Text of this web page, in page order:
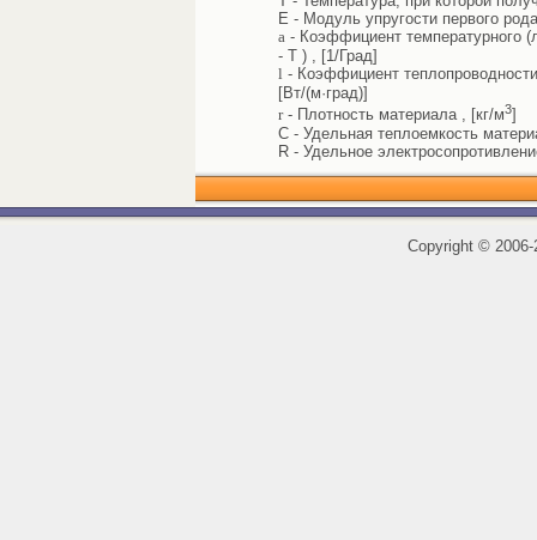
E - Модуль упругости первого
a- Коэффициент температурного
- T ) , [1/Град]
l - Коэффициент
[Вт/(м·град)]
r- Плотность материала , [кг/м3]
C - Удельная теплоемкость
R - Удельное
Copyright ©